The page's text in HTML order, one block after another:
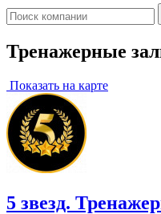
Тренажерные
Показать на карте
5 звезд.